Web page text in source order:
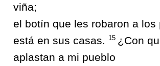
viña;
el botín que les robaron a los
está en sus casas.
15 ¿Con
aplastan a mi pueblo